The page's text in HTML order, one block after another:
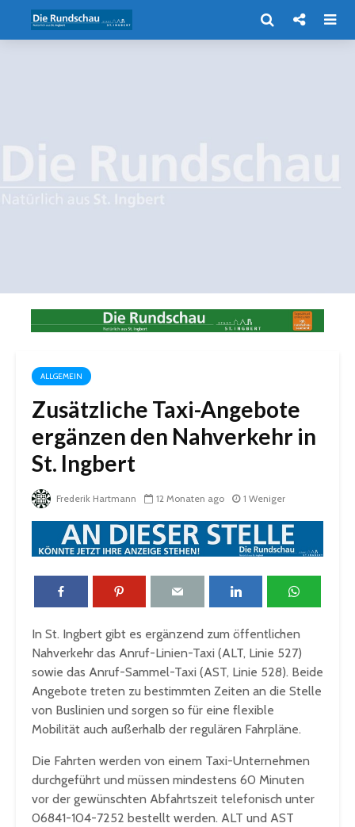
ALLGEMEIN
Zusätzliche Taxi-Angebote
ergänzen den Nahverkehr in
St. Ingbert
Frederik Hartmann 12 Monaten ago 1 Weniger
In St. Ingbert gibt es ergänzend zum öffentlichen
Nahverkehr das Anruf-Linien-Taxi (ALT, Linie 527)
sowie das Anruf-Sammel-Taxi (AST, Linie 528). Beide
Angebote treten zu bestimmten Zeiten an die Stelle
von Buslinien und sorgen so für eine flexible
Mobilität auch außerhalb der regulären Fahrpläne.
Die Fahrten werden von einem Taxi-Unternehmen
durchgeführt und müssen mindestens 60 Minuten
vor der gewünschten Abfahrtszeit telefonisch unter
06841-104-7252 bestellt werden. ALT und AST